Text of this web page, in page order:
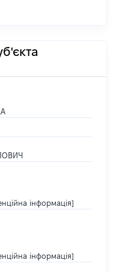
інформація]
інформація]